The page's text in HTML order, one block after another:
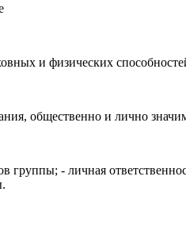
и физических
общественно и лично
- личная